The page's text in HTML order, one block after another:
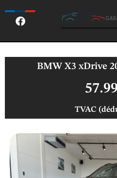
BMW X3 xDrive
TVAC